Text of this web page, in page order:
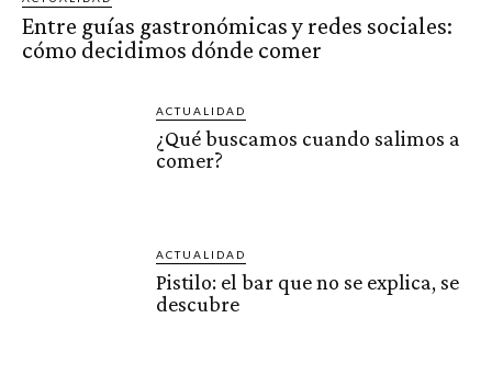
Entre guías gastronómicas y redes sociales:
cómo decidimos dónde comer
ACTUALIDAD
¿Qué buscamos cuando salimos a
comer?
ACTUALIDAD
Pistilo: el bar que no se explica, se
descubre